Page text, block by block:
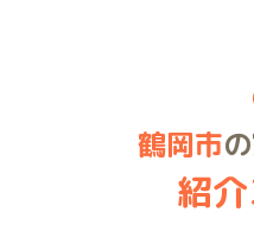
鶴岡市
紹